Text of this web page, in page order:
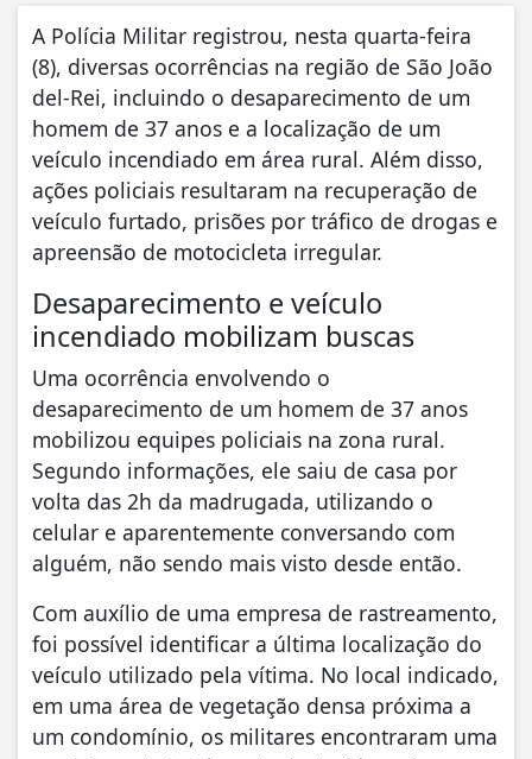
A Polícia Militar registrou, nesta quarta-feira
(8), diversas ocorrências na região de São João
del-Rei, incluindo o desaparecimento de um
homem de 37 anos e a localização de um
veículo incendiado em área rural. Além disso,
ações policiais resultaram na recuperação de
veículo furtado, prisões por tráfico de drogas e
apreensão de motocicleta irregular.
Desaparecimento e veículo
incendiado mobilizam buscas
Uma ocorrência envolvendo o
desaparecimento de um homem de 37 anos
mobilizou equipes policiais na zona rural.
Segundo informações, ele saiu de casa por
volta das 2h da madrugada, utilizando o
celular e aparentemente conversando com
alguém, não sendo mais visto desde então.
Com auxílio de uma empresa de rastreamento,
foi possível identificar a última localização do
veículo utilizado pela vítima. No local indicado,
em uma área de vegetação densa próxima a
um condomínio, os militares encontraram uma